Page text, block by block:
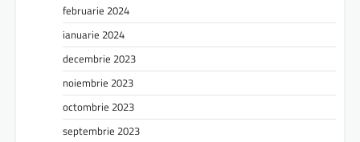
februarie 2024
ianuarie 2024
decembrie 2023
noiembrie 2023
octombrie 2023
septembrie 2023